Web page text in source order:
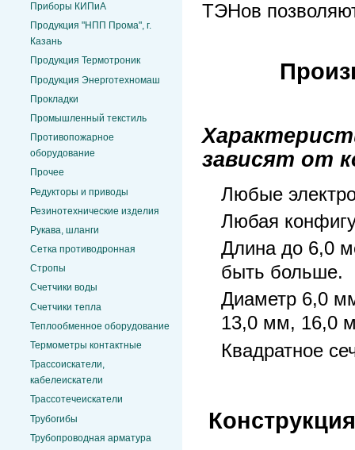
Приборы КИПиА
Продукция "НПП Прома", г.
Казань
Продукция Термотроник
Продукция Энерготехномаш
Прокладки
Промышленный текстиль
Противопожарное
оборудование
Прочее
Редукторы и приводы
Резинотехнические изделия
Рукава, шланги
Сетка противодронная
Стропы
Счетчики воды
Счетчики тепла
Теплообменное оборудование
Термометры контактные
Трассоискатели,
кабелеискатели
Трассотечеискатели
Трубогибы
Трубопроводная арматура
ТЭНов
зависят от
Любые
Любая
Длина до 6,0
быть больше.
Диаметр 6,0
13,0 мм, 16,0
Квадратное